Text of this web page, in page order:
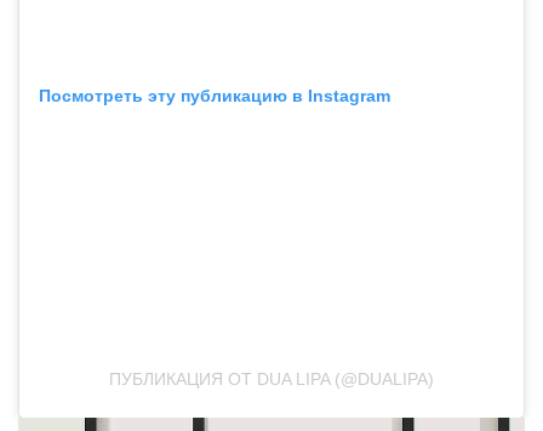
Посмотреть эту публикацию в Instagram
ПУБЛИКАЦИЯ ОТ DUA LIPA (@DUALIPA)